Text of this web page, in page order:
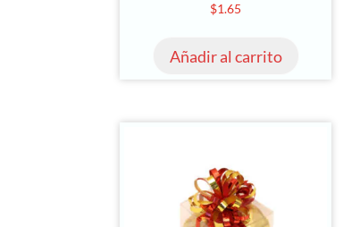
$1.65
Añadir al carrito